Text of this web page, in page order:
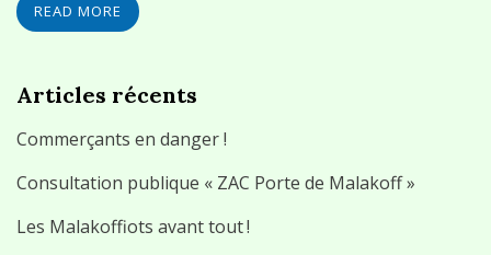
READ MORE
Articles récents
Commerçants en danger !
Consultation publique « ZAC Porte de Malakoff »
Les Malakoffiots avant tout !